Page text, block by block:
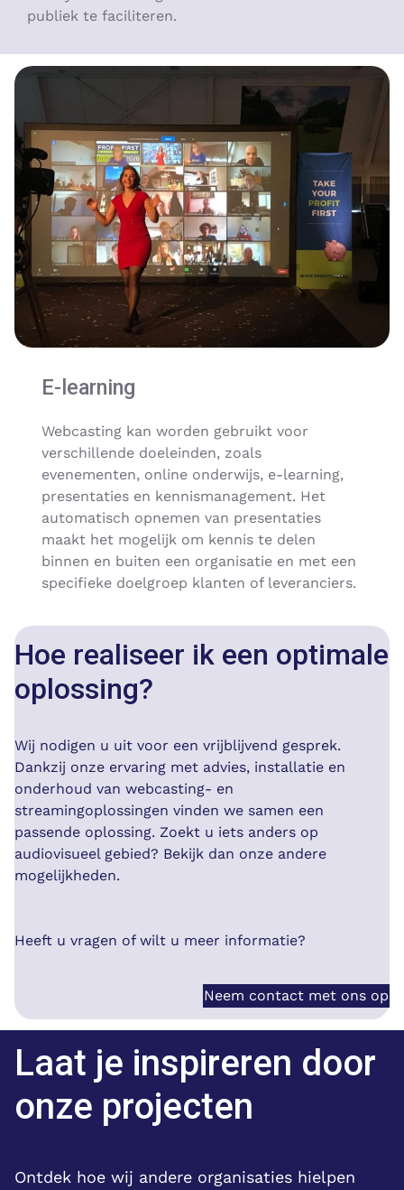
publiek te faciliteren.
E-learning
Webcasting kan worden gebruikt voor
verschillende doeleinden, zoals
evenementen, online onderwijs, e-learning,
presentaties en kennismanagement. Het
automatisch opnemen van presentaties
maakt het mogelijk om kennis te delen
binnen en buiten een organisatie en met een
specifieke doelgroep klanten of leveranciers.
Hoe realiseer ik een optimale
oplossing?
Wij nodigen u uit voor een vrijblijvend gesprek.
Dankzij onze ervaring met advies, installatie en
onderhoud van webcasting- en
streamingoplossingen vinden we samen een
passende oplossing. Zoekt u iets anders op
audiovisueel gebied? Bekijk dan onze andere
mogelijkheden.
Heeft u vragen of wilt u meer informatie?
Neem contact met ons op
Laat je inspireren door
onze projecten
Ontdek hoe wij andere organisaties hielpen